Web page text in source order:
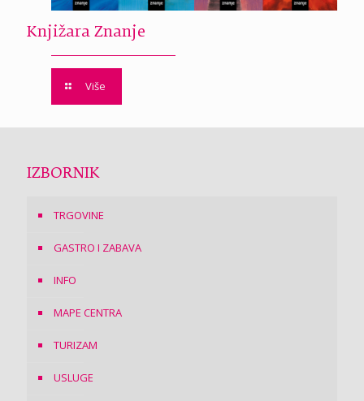
Knjižara Znanje
Više
IZBORNIK
TRGOVINE
GASTRO I ZABAVA
INFO
MAPE CENTRA
TURIZAM
USLUGE